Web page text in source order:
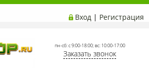
Вход | Регистрация
пн-сб: с 9:00-18:00; вс: 10:00-17:00
Заказать звонок